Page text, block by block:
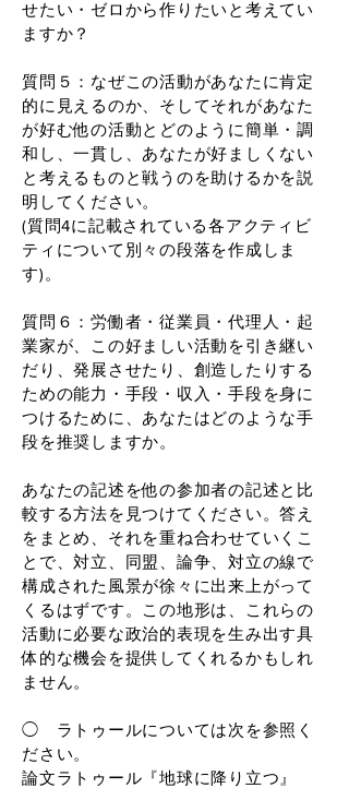
せたい・ゼロから作りたいと考えてい
ますか？
質問５：なぜこの活動があなたに肯定
的に見えるのか、そしてそれがあなた
が好む他の活動とどのように簡単・調
和し、一貫し、あなたが好ましくない
と考えるものと戦うのを助けるかを説
明してください。
(質問4に記載されている各アクティビ
ティについて別々の段落を作成しま
す)。
質問６：労働者・従業員・代理人・起
業家が、この好ましい活動を引き継い
だり、発展させたり、創造したりする
ための能力・手段・収入・手段を身に
つけるために、あなたはどのような手
段を推奨しますか。
あなたの記述を他の参加者の記述と比
較する方法を見つけてください。答え
をまとめ、それを重ね合わせていくこ
とで、対立、同盟、論争、対立の線で
構成された風景が徐々に出来上がって
くるはずです。この地形は、これらの
活動に必要な政治的表現を生み出す具
体的な機会を提供してくれるかもしれ
ません。
◯ ラトゥールについては次を参照く
ださい。
論文ラトゥール『地球に降り立つ』